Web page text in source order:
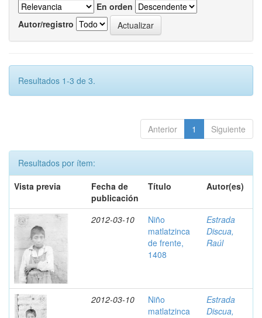
En orden
Autor/registro
Resultados 1-3 de 3.
Anterior 1 Siguiente
Resultados por ítem:
Vista previa
Fecha de
publicación
Título Autor(es)
2012-03-10
Niño
matlatzinca
de frente,
1408
Estrada
Discua,
Raúl
2012-03-10
Niño
matlatzinca
Estrada
Discua,